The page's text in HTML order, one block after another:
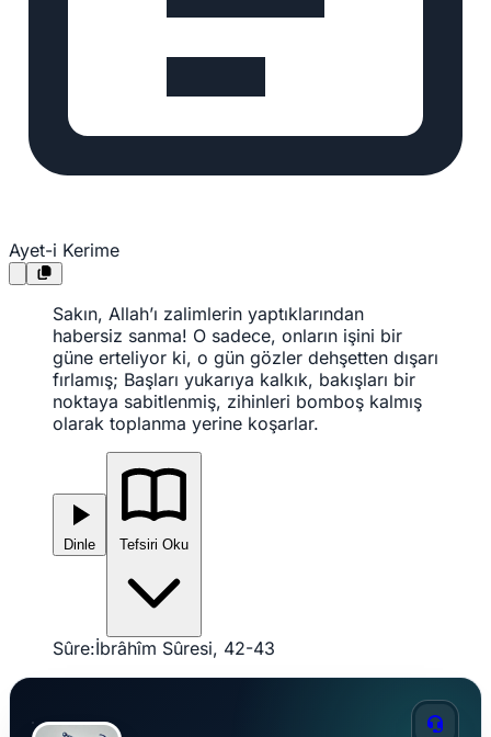
Ayet-i Kerime
Sakın, Allah’ı zalimlerin yaptıklarından
habersiz sanma! O sadece, onların işini bir
güne erteliyor ki, o gün gözler dehşetten dışarı
fırlamış; Başları yukarıya kalkık, bakışları bir
noktaya sabitlenmiş, zihinleri bomboş kalmış
olarak toplanma yerine koşarlar.
Dinle
Sûre:İbrâhîm Sûresi, 42-43